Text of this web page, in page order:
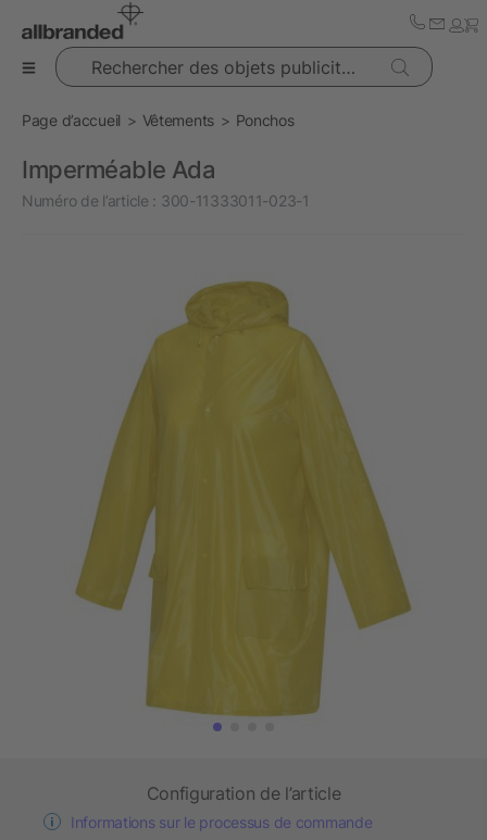
Rechercher des objets publicitaires
Page d’accueil Vêtements Ponchos
Imperméable Ada
Numéro de l’article : 300-11333011-023-1
Configuration de l’article
Informations sur le processus de commande